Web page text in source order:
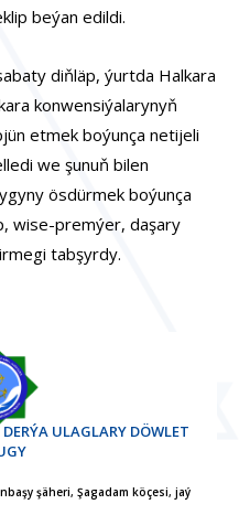
beýan edildi.
diňläp, ýurtda Halkara
konwensiýalarynyň
etmek boýunça netijeli
we şunuň bilen
ösdürmek boýunça
wise-premýer, daşary
tabşyrdy.
ULAGLARY DÖWLET
şäheri, Şagadam köçesi, jaý